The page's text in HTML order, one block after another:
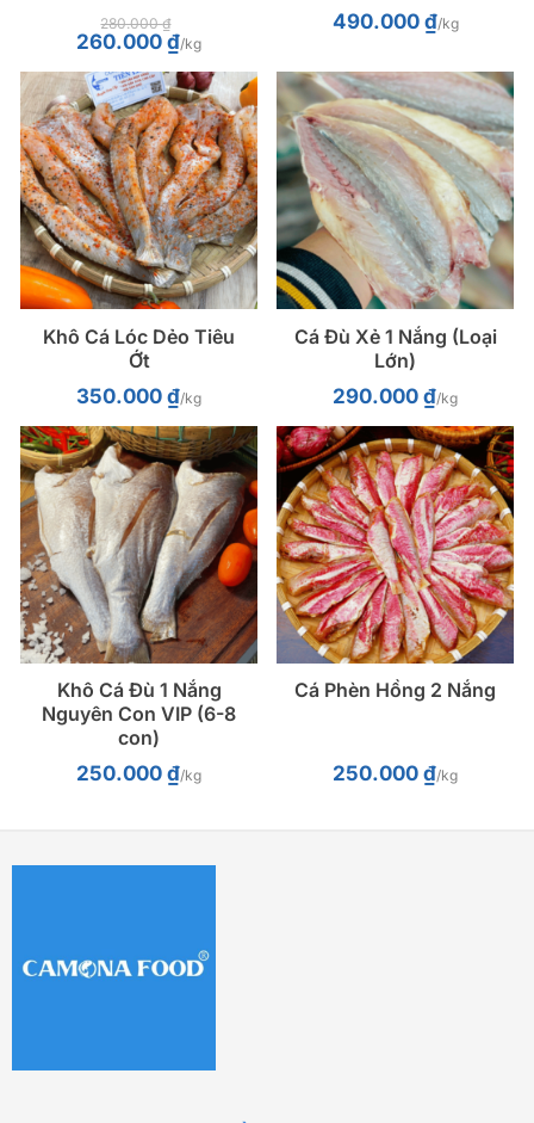
280.000₫
Giá
gốc
280.000 ₫.
260.000 ₫Giá
hiện
là:
260.000 ₫.
/kg
490.000 ₫/kg
Khô Cá Lóc Dẻo Tiêu
Ớt
350.000 ₫/kg
Cá Đù Xẻ 1 Nắng (Loại
Lớn)
290.000 ₫/kg
Khô Cá Đù 1 Nắng
Nguyên Con VIP (6-8
con)
250.000 ₫/kg
Cá Phèn Hồng 2 Nắng
250.000 ₫/kg